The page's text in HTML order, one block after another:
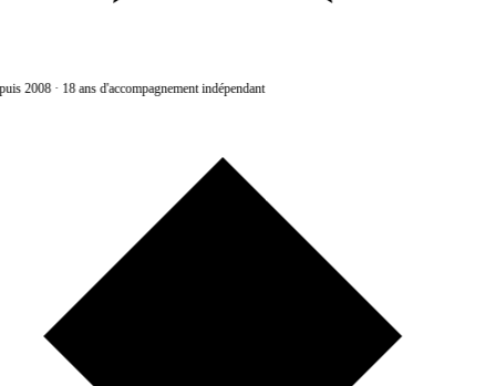
2008·18 ans d'accompagnement indépendant